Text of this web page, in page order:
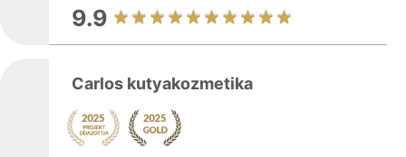
9.9
Carlos kutyakozmetika